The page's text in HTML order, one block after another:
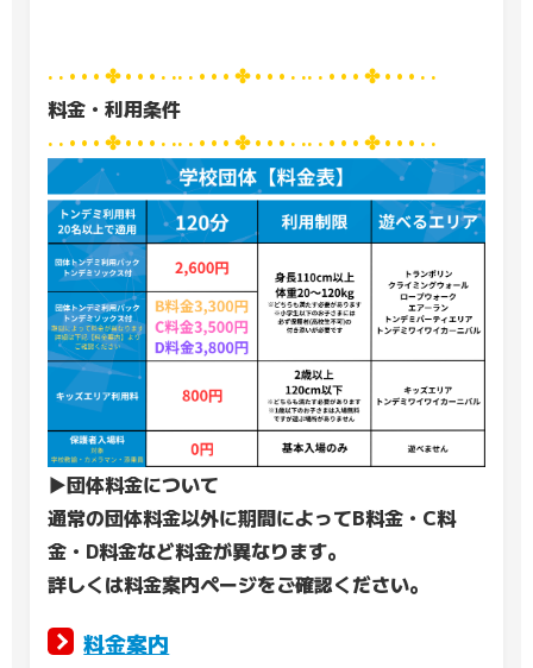
· · • • • ✤ • • • · ·· · • • • ✤ • • • · ·· · • • • ✤ • • • · ·
料金・利用条件
· · • • • ✤ • • • · ·· · • • • ✤ • • • · ·· · • • • ✤ • • • · ·
▶団体料金について
通常の団体料金以外に期間によってB料金・C料
金・D料金など料金が異なります。
詳しくは料金案内ページをご確認ください。
料金案内